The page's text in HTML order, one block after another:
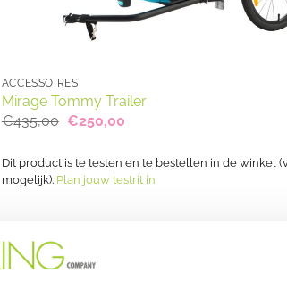
ACCESSOIRES
Mirage Tommy Trailer
€435,00 Oorspronkelijke
prijs
€435,00.
€250,00Huidige
€250,00.
Dit product is te testen en te bestellen in de winkel
mogelijk). Plan jouw testrit in